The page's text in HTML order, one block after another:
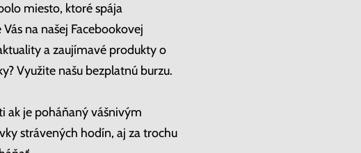
miesto, ktoré spája
na našej Facebookovej
a zaujímavé produkty o
Využite našu bezplatnú burzu.
ak je poháňaný vášnivým
strávených hodín, aj za trochu